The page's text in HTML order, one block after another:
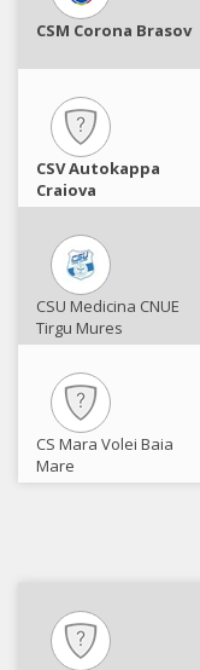
CSM Corona Brasov
CSV Autokappa
Craiova
CSU Medicina CNUE
Tirgu Mures
CS Mara Volei Baia
Mare